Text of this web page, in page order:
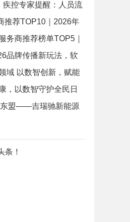
疾控专家提醒：人员流
成孩子缺乏免疫屏障
推荐TOP10｜2026年
型指南
务商推荐榜单TOP5｜
选
品牌传播新玩法，软
域 以数智创新，赋能
，以数智守护全民日
东盟——吉瑞驰新能源
背后的跨境产业逻辑
条！